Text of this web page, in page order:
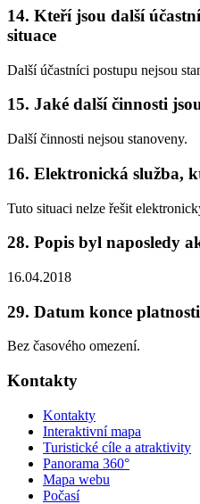
14. Kteří jsou další
situace
Další účastníci postupu nejsou
15. Jaké další činnosti
Další činnosti nejsou stanoveny.
16. Elektronická služba,
Tuto situaci nelze řešit
28. Popis byl naposledy
16.04.2018
29. Datum konce
Bez časového omezení.
Kontakty
Kontakty
Interaktivní mapa
Turistické cíle a atraktivity
Panorama 360°
Mapa webu
Počasí